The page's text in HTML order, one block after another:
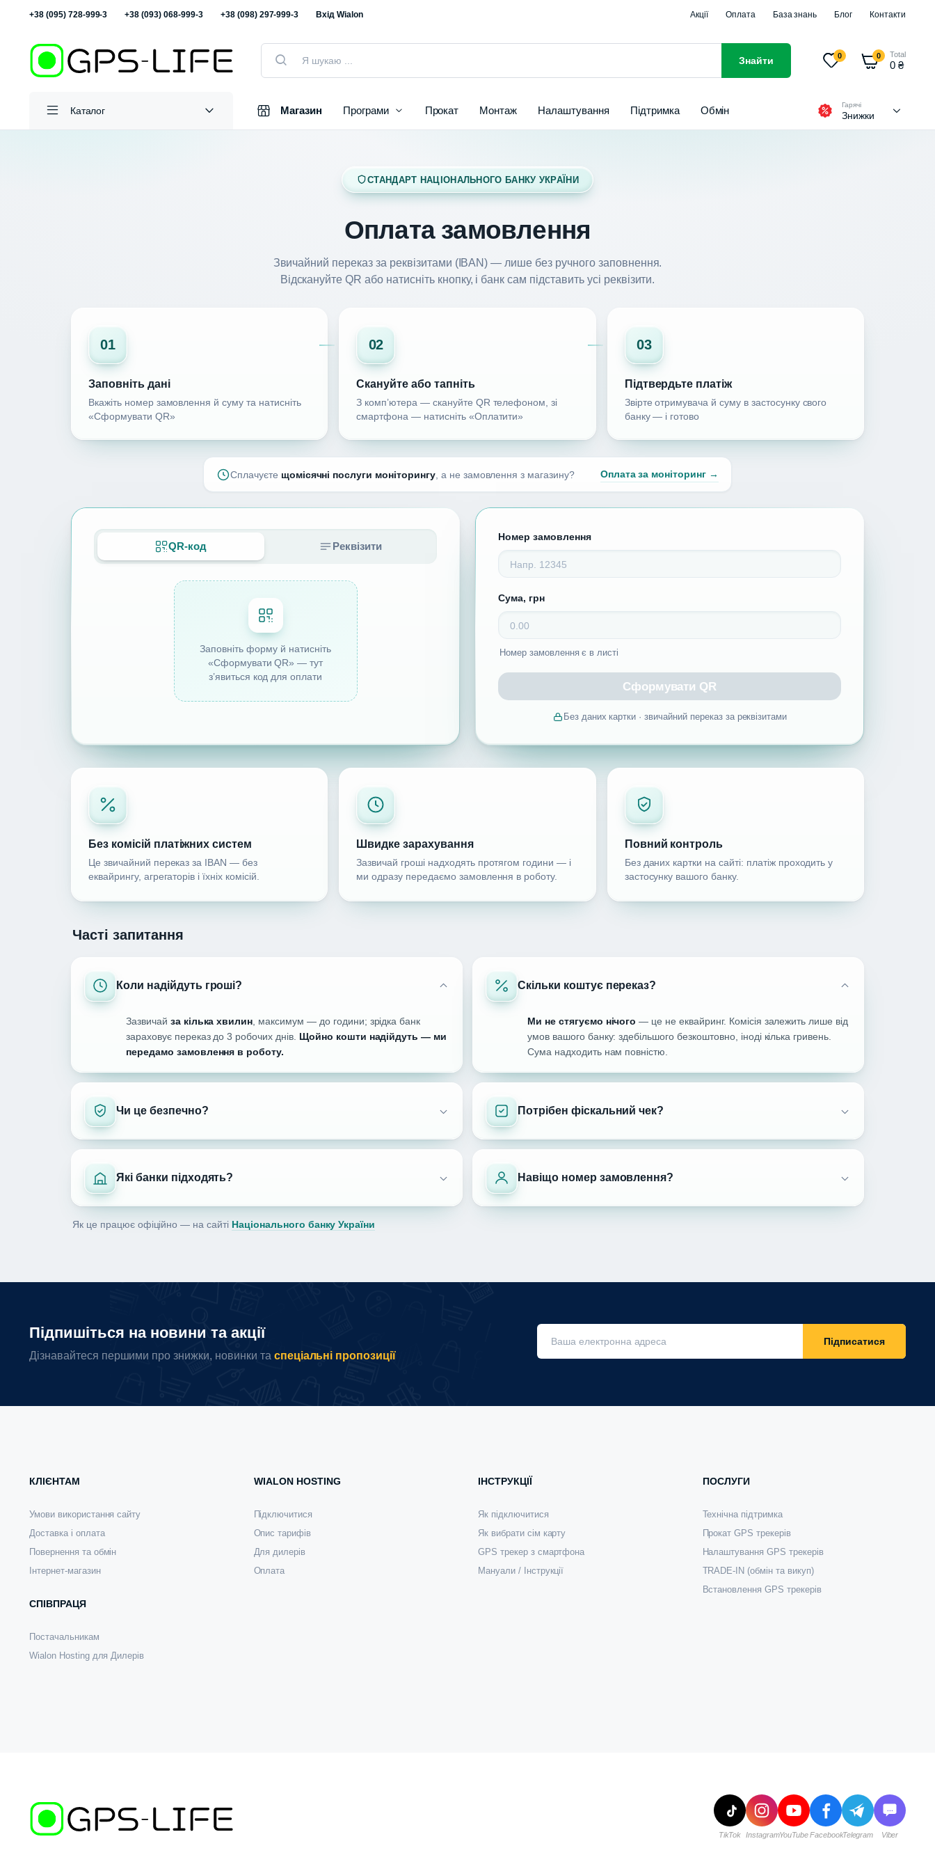
+38 (095) 728-999-3 +38 (093) 068-999-3 +38 (098) 297-999-3 Вхід Wialon Акції Оплата База знань Блог Контакти
Пошук
товарів
Знайти 0 0 Total
0₴
Каталог Магазин Програми Прокат Монтаж Налаштування Підтримка Обмін Гарячі
Знижки
СТАНДАРТ НАЦІОНАЛЬНОГО БАНКУ УКРАЇНИ
Оплата замовлення
Звичайний переказ за реквізитами (IBAN) — лише без ручного заповнення.
Відскануйте QR або натисніть кнопку, і банк сам підставить усі реквізити.
01
Заповніть дані
Вкажіть номер замовлення й суму та натисніть
«Сформувати QR»
02
Скануйте або тапніть
З комп’ютера — скануйте QR телефоном, зі
смартфона — натисніть «Оплатити»
03
Підтвердьте платіж
Звірте отримувача й суму в застосунку свого
банку — і готово
Сплачуєте щомісячні послуги моніторингу, а не замовлення з магазину? Оплата за моніторинг →
QR-код Реквізити
Заповніть форму й натисніть
«Сформувати QR» — тут
з’явиться код для оплати
Номер замовлення
Сума, грн
Номер замовлення є в листі
Сформувати QR
Без даних картки · звичайний переказ за реквізитами
Без комісій платіжних систем
Це звичайний переказ за IBAN — без
еквайрингу, агрегаторів і їхніх комісій.
Швидке зарахування
Зазвичай гроші надходять протягом години — і
ми одразу передаємо замовлення в роботу.
Повний контроль
Без даних картки на сайті: платіж проходить у
застосунку вашого банку.
Часті запитання
Коли надійдуть гроші?
Зазвичай за кілька хвилин, максимум — до години; зрідка банк
зараховує переказ до 3 робочих днів. Щойно кошти надійдуть — ми
передамо замовлення в роботу.
Скільки коштує переказ?
Ми не стягуємо нічого — це не еквайринг. Комісія залежить лише від
умов вашого банку: здебільшого безкоштовно, іноді кілька гривень.
Сума надходить нам повністю.
Чи це безпечно? Потрібен фіскальний чек?
Які банки підходять? Навіщо номер замовлення?
Як це працює офіційно — на сайті Національного банку України
Підпишіться на новини та акції
Дізнавайтеся першими про знижки, новинки та спеціальні пропозиції
Підписатися
КЛІЄНТАМ
Умови використання сайту
Доставка і оплата
Повернення та обмін
Інтернет-магазин
СПІВПРАЦЯ
Постачальникам
Wialon Hosting для Дилерів
WIALON HOSTING
Підключитися
Опис тарифів
Для дилерів
Оплата
ІНСТРУКЦІЇ
Як підключитися
Як вибрати сім карту
GPS трекер з смартфона
Мануали / Інструкції
ПОСЛУГИ
Технічна підтримка
Прокат GPS трекерів
Налаштування GPS трекерів
TRADE-IN (обмін та викуп)
Встановлення GPS трекерів